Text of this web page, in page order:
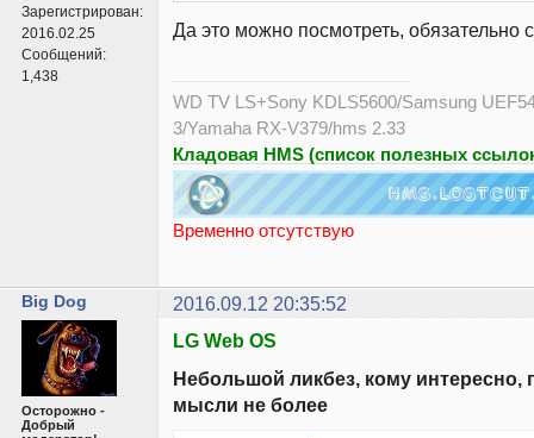
Зарегистрирован:
2016.02.25
Сообщений:
1,438
Да это можно посмотреть, обязательно
WD TV LS+Sony KDLS5600/Samsung
3/Yamaha RX-V379/hms 2.33
Кладовая HMS (список полезных
Временно отсутствую
Big Dog 2016.09.12 20:35:52
Осторожно -
Добрый
LG Web OS
Небольшой ликбез, кому интересно,
мысли не более